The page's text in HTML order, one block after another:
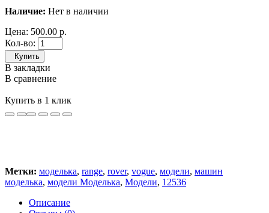
Наличие: Нет в наличии
Цена: 500.00 р.
Кол-во:
Купить
В закладки
В сравнение
Купить в 1 клик
Метки: моделька, range, rover, vogue, модели, машин
моделька, модели Моделька, Модели, 12536
Описание